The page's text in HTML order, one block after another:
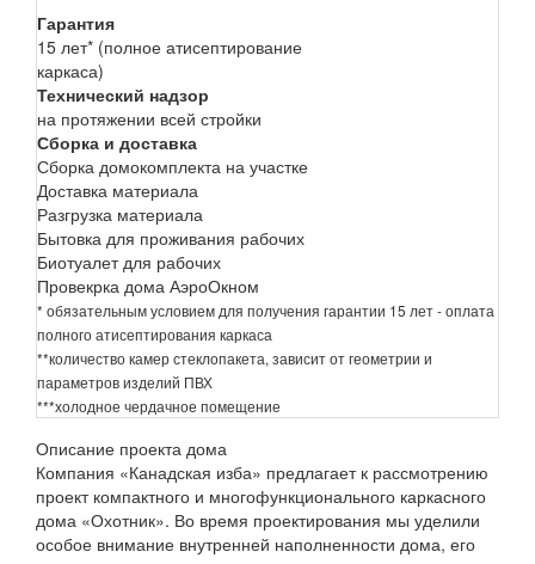
Гарантия
15 лет* (полное атисептирование
каркаса)
Технический надзор
на протяжении всей стройки
Сборка и доставка
Сборка домокомплекта на участке
Доставка материала
Разгрузка материала
Бытовка для проживания рабочих
Биотуалет для рабочих
Провекрка дома АэроОкном
* обязательным условием для получения гарантии 15 лет - оплата
полного атисептирования каркаса
**количество камер стеклопакета, зависит от геометрии и
параметров изделий ПВХ
***холодное чердачное помещение
Описание проекта дома
Компания «Канадская изба» предлагает к рассмотрению
проект компактного и многофункционального каркасного
дома «Охотник». Во время проектирования мы уделили
особое внимание внутренней наполненности дома, его